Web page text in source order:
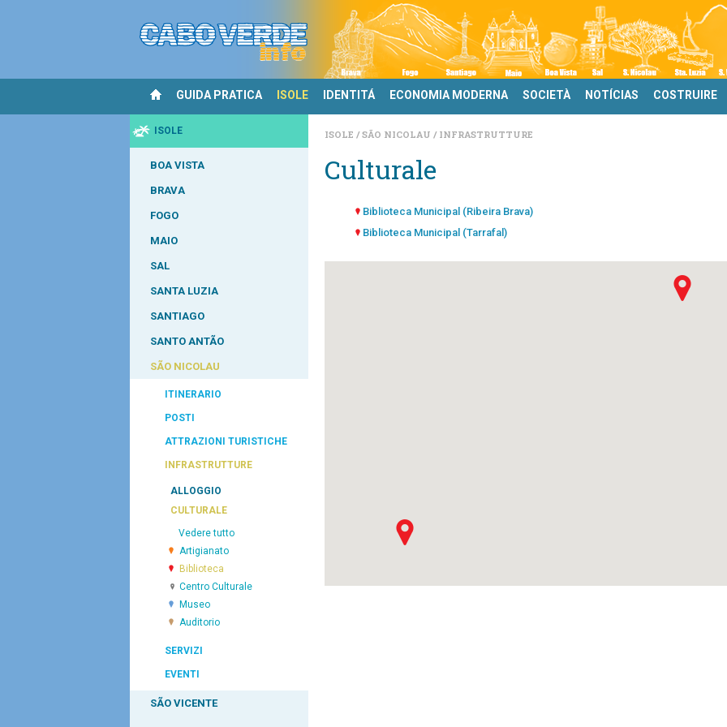
GUIDA PRATICA ISOLE IDENTITÁ ECONOMIA MODERNA SOCIETÀ NOTÍCIAS COSTRUIRE
ISOLE
BOA VISTA
BRAVA
FOGO
MAIO
SAL
SANTA LUZIA
SANTIAGO
SANTO ANTÃO
SÃO NICOLAU
ITINERARIO
POSTI
ATTRAZIONI TURISTICHE
INFRASTRUTTURE
ALLOGGIO
CULTURALE
Vedere tutto
Artigianato
Biblioteca
Centro Culturale
Museo
Auditorio
SERVIZI
EVENTI
SÃO VICENTE
ISOLE SÃO NICOLAU INFRASTRUTTURE
Culturale
Biblioteca Municipal (Ribeira Brava)
Biblioteca Municipal (Tarrafal)